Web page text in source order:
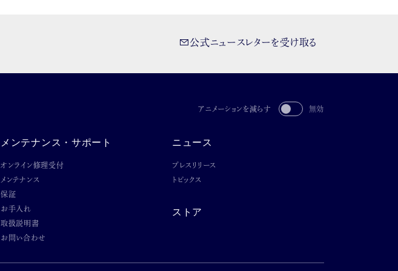
公式ニュースレターを受け取る
アニメーションを減らす 無効
メンテナンス・サポート
オンライン修理受付
メンテナンス
保証
お手入れ
取扱説明書
お問い合わせ
ニュース
プレスリリース
トピックス
ストア